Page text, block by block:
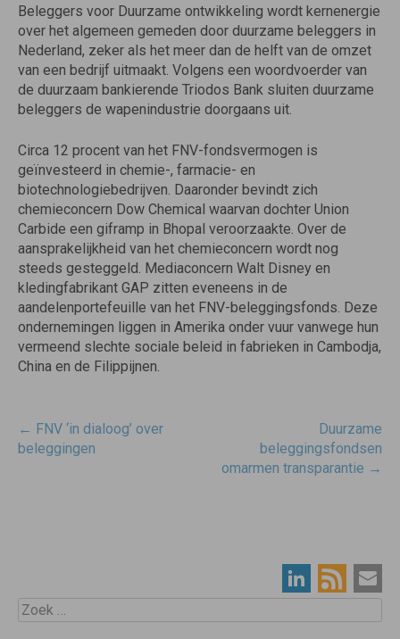
Beleggers voor Duurzame ontwikkeling wordt kernenergie
over het algemeen gemeden door duurzame beleggers in
Nederland, zeker als het meer dan de helft van de omzet
van een bedrijf uitmaakt. Volgens een woordvoerder van
de duurzaam bankierende Triodos Bank sluiten duurzame
beleggers de wapenindustrie doorgaans uit.
Circa 12 procent van het FNV-fondsvermogen is
geïnvesteerd in chemie-, farmacie- en
biotechnologiebedrijven. Daaronder bevindt zich
chemieconcern Dow Chemical waarvan dochter Union
Carbide een giframp in Bhopal veroorzaakte. Over de
aansprakelijkheid van het chemieconcern wordt nog
steeds gesteggeld. Mediaconcern Walt Disney en
kledingfabrikant GAP zitten eveneens in de
aandelenportefeuille van het FNV-beleggingsfonds. Deze
ondernemingen liggen in Amerika onder vuur vanwege hun
vermeend slechte sociale beleid in fabrieken in Cambodja,
China en de Filippijnen.
Post
navigatie
← FNV ‘in dialoog’ over
beleggingen
Duurzame
beleggingsfondsen
omarmen transparantie →
Zoek